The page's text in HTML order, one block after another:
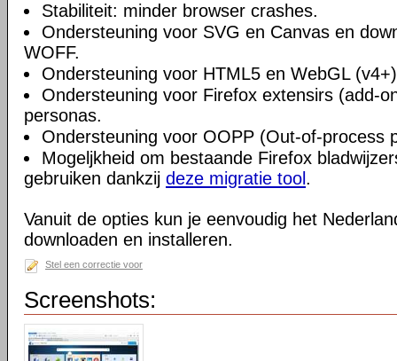
Stabiliteit: minder browser crashes.
Ondersteuning voor SVG en Canvas en
WOFF.
Ondersteuning voor HTML5 en WebGL
Ondersteuning voor Firefox extensirs (add-
personas.
Ondersteuning voor OOPP (Out-of-process
Mogeljkheid om bestaande Firefox
gebruiken dankzij deze migratie tool .
Vanuit de opties kun je eenvoudig het
downloaden en installeren.
Stel een correctie voor
Screenshots: